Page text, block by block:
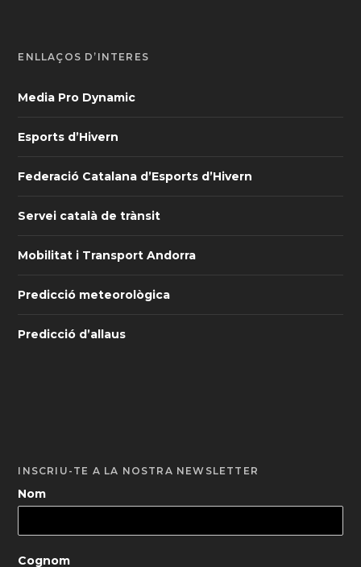
ENLLAÇOS D’INTERÈS
Media Pro Dynamic
Esports d’Hivern
Federació Catalana d’Esports d’Hivern
Servei català de trànsit
Mobilitat i Transport Andorra
Predicció meteorològica
Predicció d’allaus
INSCRIU-TE A LA NOSTRA NEWSLETTER
Nom
Cognom